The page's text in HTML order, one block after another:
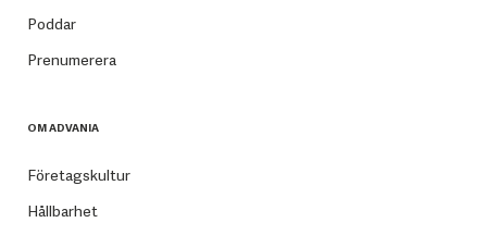
Poddar
Prenumerera
OM ADVANIA
Företagskultur
Hållbarhet